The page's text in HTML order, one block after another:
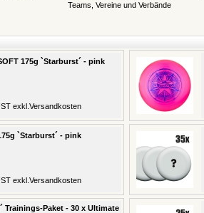
Teams, Vereine und Verbände
175g `Starburst´ - pink
exkl. Versandkosten
`Starburst´ - pink
exkl. Versandkosten
Trainings-Paket - 30 x Ultimate